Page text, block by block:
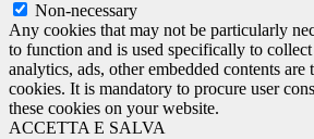
Non-necessary
Any cookies that may not be particularly
to function and is used specifically to
analytics, ads, other embedded contents are
cookies. It is mandatory to procure user
these cookies on your website.
ACCETTA E SALVA